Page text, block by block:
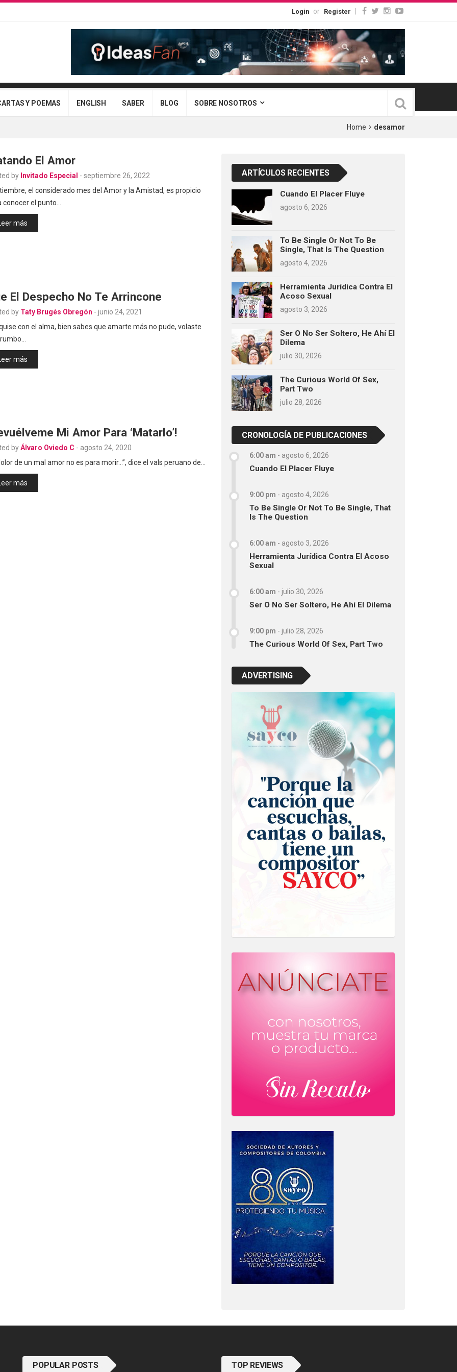
Login or Register
Y POEMAS ENGLISH SABER BLOG SOBRE NOSOTROS
Home desamor
El Amor
by Invitado Especial - septiembre 26, 2022
el considerado mes del Amor y la Amistad, es propicio
conocer el punto…
más
El Despecho No Te Arrincone
by Taty Brugés Obregón - junio 24, 2021
con el alma, bien sabes que amarte más no pude, volaste
más
Mi Amor Para ‘matarlo’!
byÁlvaro Oviedo C - agosto 24, 2020
de un mal amor no es para morir…”, dice el vals peruano de…
más
ARTÍCULOS RECIENTES
Cuando El Placer Fluye
agosto 6, 2026
To Be Single Or Not To Be
Single, That Is The Question
agosto 4, 2026
Herramienta Jurídica Contra El
Acoso Sexual
agosto 3, 2026
Ser O No Ser Soltero, He Ahí El
Dilema
julio 30, 2026
The Curious World Of Sex,
Part Two
julio 28, 2026
CRONOLOGÍA DE PUBLICACIONES
6:00 am - agosto 6, 2026
Cuando El Placer Fluye
9:00 pm - agosto 4, 2026
To Be Single Or Not To Be Single, That
Is The Question
6:00 am - agosto 3, 2026
Herramienta Jurídica Contra El Acoso
Sexual
6:00 am - julio 30, 2026
Ser O No Ser Soltero, He Ahí El Dilema
9:00 pm - julio 28, 2026
The Curious World Of Sex, Part Two
ADVERTISING
POPULAR POSTS TOP REVIEWS